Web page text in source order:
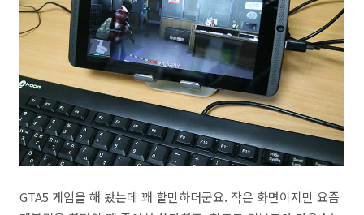
GTA5 게임을 해 봤는데 꽤 할만하더군요. 작은 화면이지만 요즘